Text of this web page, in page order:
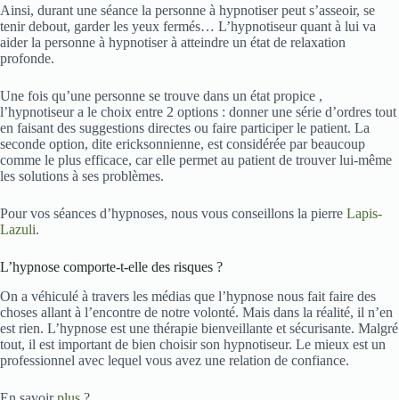
Ainsi, durant une séance la personne à hypnotiser peut s’asseoir, se
tenir debout, garder les yeux fermés… L’hypnotiseur quant à lui va
aider la personne à hypnotiser à atteindre un état de relaxation
profonde.
Une fois qu’une personne se trouve dans un état propice ,
l’hypnotiseur a le choix entre 2 options : donner une série d’ordres tout
en faisant des suggestions directes ou faire participer le patient. La
seconde option, dite ericksonnienne, est considérée par beaucoup
comme le plus efficace, car elle permet au patient de trouver lui-même
les solutions à ses problèmes.
Pour vos séances d’hypnoses, nous vous conseillons la pierre Lapis-
Lazuli.
L’hypnose comporte-t-elle des risques ?
On a véhiculé à travers les médias que l’hypnose nous fait faire des
choses allant à l’encontre de notre volonté. Mais dans la réalité, il n’en
est rien. L’hypnose est une thérapie bienveillante et sécurisante. Malgré
tout, il est important de bien choisir son hypnotiseur. Le mieux est un
professionnel avec lequel vous avez une relation de confiance.